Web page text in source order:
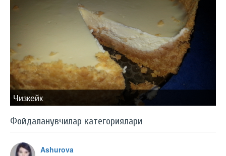
Чизкейк
Фойдаланувчилар категориялари
Ashurova